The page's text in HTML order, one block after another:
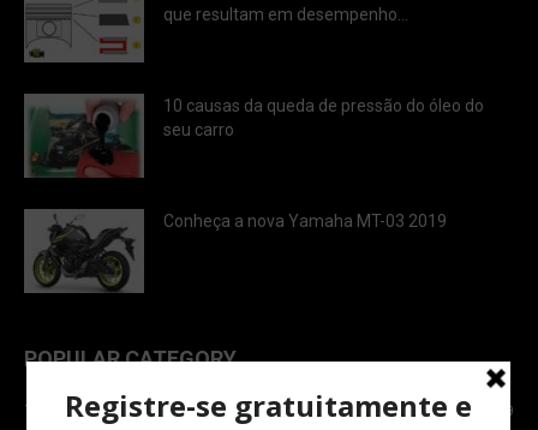
que resultam em desempenho...
10 causas da queda de pressão do óleo do
seu carro
Conheça a nova Yamaha MT-03 2019
POPULAR CATEGORY
TOPNEWS
7089